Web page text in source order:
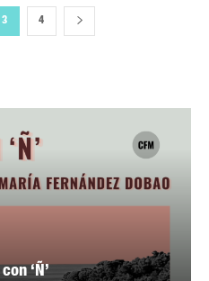
3 4
‘Ñ’